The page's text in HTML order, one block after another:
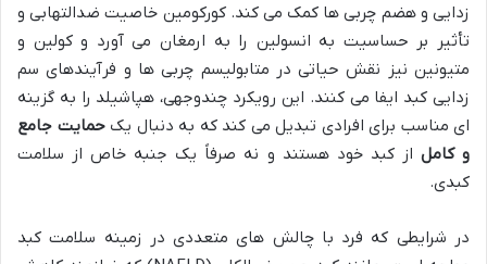
زدایی و هضم چربی ها کمک می کند. کورکومین خاصیت ضدالتهابی و
تأثیر بر حساسیت به انسولین را به ارمغان می آورد و کولین و
متیونین نیز نقش حیاتی در متابولیسم چربی ها و فرآیندهای سم
زدایی کبد ایفا می کنند. این رویکرد چندوجهی، هپاشیلد را به گزینه
ای مناسب برای افرادی تبدیل می کند که به دنبال یکحمایت جامع
و کامل از کبد خود هستند و نه صرفاً یک جنبه خاص از سلامت
کبدی.
در شرایطی که فرد با چالش های متعددی در زمینه سلامت کبد